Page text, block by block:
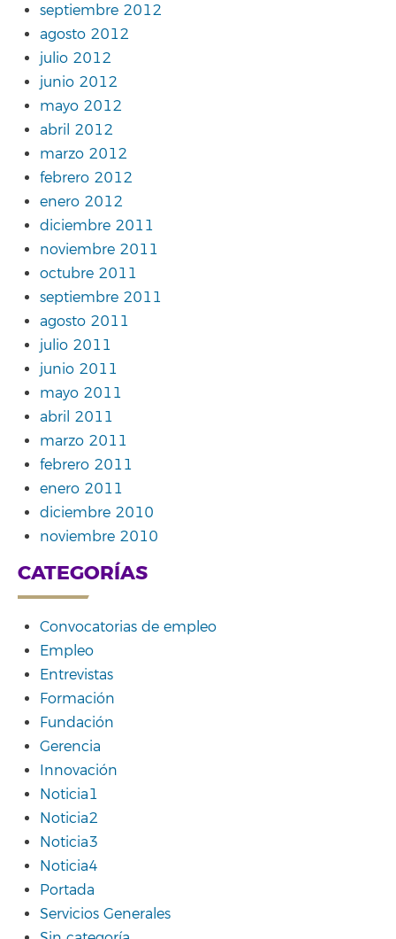
septiembre 2012
agosto 2012
julio 2012
junio 2012
mayo 2012
abril 2012
marzo 2012
febrero 2012
enero 2012
diciembre 2011
noviembre 2011
octubre 2011
septiembre 2011
agosto 2011
julio 2011
junio 2011
mayo 2011
abril 2011
marzo 2011
febrero 2011
enero 2011
diciembre 2010
noviembre 2010
CATEGORÍAS
Convocatorias de empleo
Empleo
Entrevistas
Formación
Fundación
Gerencia
Innovación
Noticia1
Noticia2
Noticia3
Noticia4
Portada
Servicios Generales